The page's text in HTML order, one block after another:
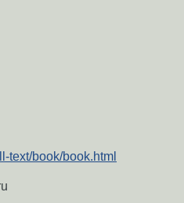
text/book/book.html